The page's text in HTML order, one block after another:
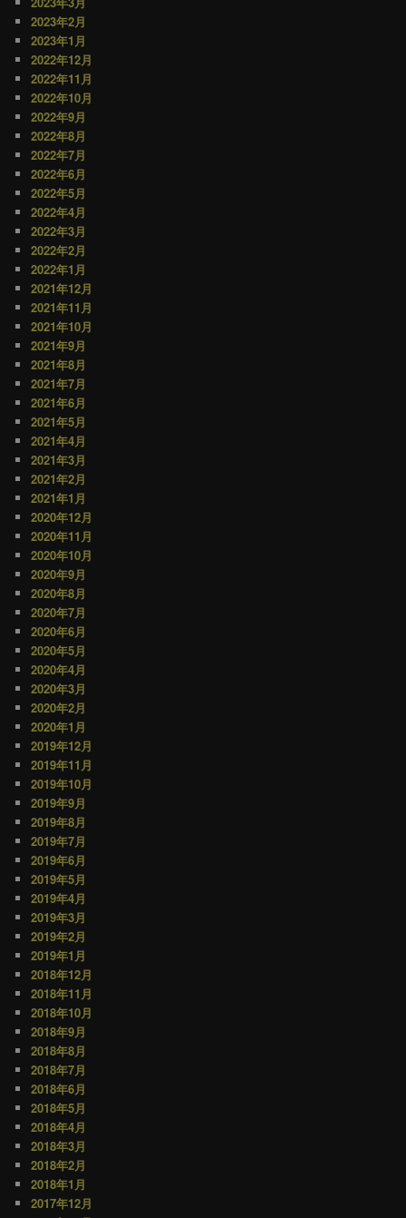
2023年2月
2023年1月
2022年12月
2022年11月
2022年10月
2022年9月
2022年8月
2022年7月
2022年6月
2022年5月
2022年4月
2022年3月
2022年2月
2022年1月
2021年12月
2021年11月
2021年10月
2021年9月
2021年8月
2021年7月
2021年6月
2021年5月
2021年4月
2021年3月
2021年2月
2021年1月
2020年12月
2020年11月
2020年10月
2020年9月
2020年8月
2020年7月
2020年6月
2020年5月
2020年4月
2020年3月
2020年2月
2020年1月
2019年12月
2019年11月
2019年10月
2019年9月
2019年8月
2019年7月
2019年6月
2019年5月
2019年4月
2019年3月
2019年2月
2019年1月
2018年12月
2018年11月
2018年10月
2018年9月
2018年8月
2018年7月
2018年6月
2018年5月
2018年4月
2018年3月
2018年2月
2018年1月
2017年12月